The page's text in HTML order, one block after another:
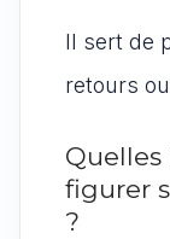
Il sert de
retours
figurer
?